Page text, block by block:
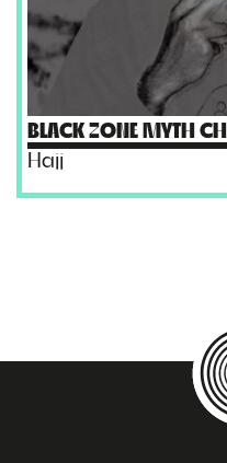
BLACK ZONE MYTH
Hajj